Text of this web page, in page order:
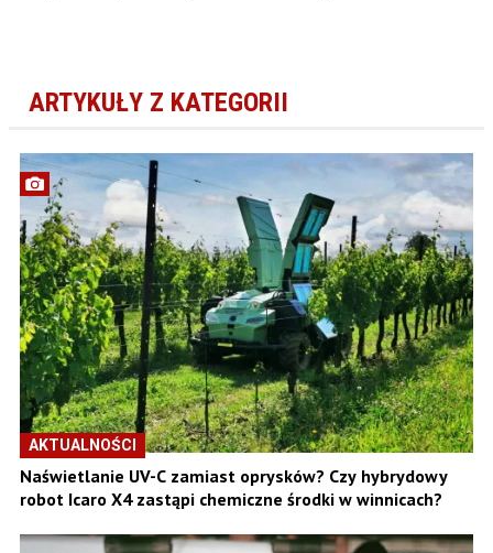
ARTYKUŁY Z KATEGORII
AKTUALNOŚCI
Naświetlanie UV-C zamiast oprysków? Czy hybrydowy
robot Icaro X4 zastąpi chemiczne środki w winnicach?